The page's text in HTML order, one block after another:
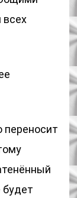
переносит
будет